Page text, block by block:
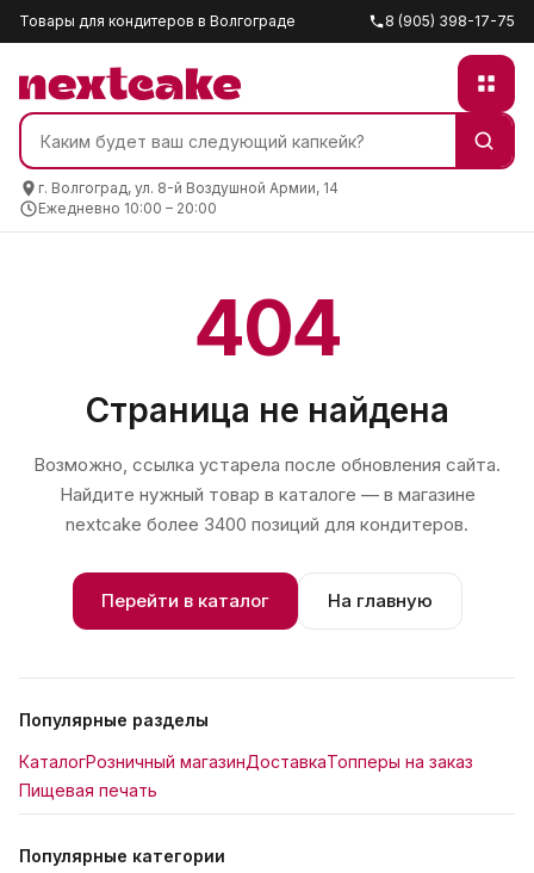
Товары для кондитеров в Волгограде 8 (905) 398-17-75
г. Волгоград, ул. 8-й Воздушной Армии, 14
Ежедневно 10:00 – 20:00
404
Страница не найдена
Возможно, ссылка устарела после обновления сайта.
Найдите нужный товар в каталоге — в магазине
nextcake более 3400 позиций для кондитеров.
Перейти в каталог На главную
Популярные разделы
КаталогРозничный магазинДоставкаТопперы на заказ
Пищевая печать
Популярные категории